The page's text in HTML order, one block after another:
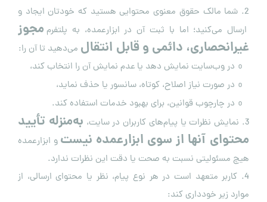
2. شما مالک حقوق معنوی محتوایی هستید که خودتان ایجاد و
ارسال می‌کنید؛ اما با ثبت آن در ابزارعمده، به پلتفرم مجوز
غیرانحصاری، دائمی و قابل انتقال می‌دهید تا آن را:
در وب‌سایت نمایش دهد یا عدم نمایش آن را انتخاب کند،
در صورت نیاز اصلاح، کوتاه، سانسور یا حذف نماید،
در چارچوب قوانین، برای بهبود خدمات استفاده کند.
3. نمایش نظرات یا پیام‌های کاربران در سایت،
به‌منزله تأیید
محتوای آنها از سوی ابزارعمده نیست و ابزارعمده
هیچ مسئولیتی نسبت به صحت یا دقت این نظرات ندارد.
4. کاربر متعهد است در هر نوع پیام، نظر یا محتوای ارسالی، از
موارد زیر خودداری کند: